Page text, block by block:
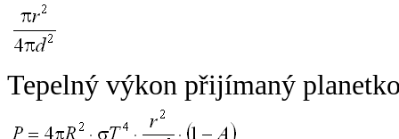
Tepelný výkon přijímaný